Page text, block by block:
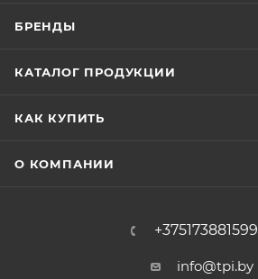
БРЕНДЫ
КАТАЛОГ ПРОДУКЦИИ
КАК КУПИТЬ
О КОМПАНИИ
+375173881599
info@tpi.by